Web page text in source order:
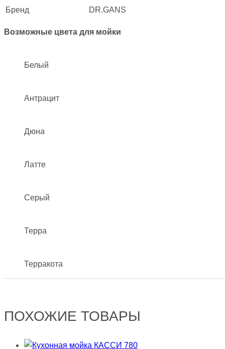
Бренд
DR.GANS
Возможные цвета для мойки
Белый
Антрацит
Дюна
Латте
Серый
Терра
Терракота
ПОХОЖИЕ ТОВАРЫ